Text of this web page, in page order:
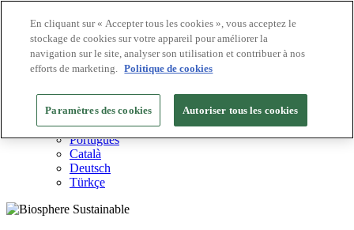
Destinations Biosphere
Entreprises Biosphere
Comment nous valorisons
FR
English
Español
Português
Català
Deutsch
Türkçe
En cliquant sur « Accepter tous les cookies », vous acceptez le
stockage de cookies sur votre appareil pour améliorer la
navigation sur le site, analyser son utilisation et contribuer à nos
efforts de marketing. Politique de cookies
Paramètres des cookies Autoriser tous les cookies